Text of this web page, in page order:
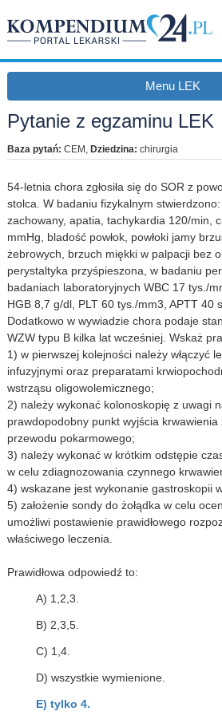
Menu LEK
Pytanie z egzaminu LEK
Baza pytań: CEM , Dziedzina: chirurgia
54-letnia chora zgłosiła się do SOR z
stolca. W badaniu fizykalnym stwierdzono:
zachowany, apatia, tachykardia 120/min,
mmHg, bladość powłok, powłoki jamy
żebrowych, brzuch miękki w palpacji bez
perystaltyka przyśpieszona, w badaniu
badaniach laboratoryjnych WBC 17 tys./
HGB 8,7 g/dl, PLT 60 tys./mm3, APTT 40
Dodatkowo w wywiadzie chora podaje
WZW typu B kilka lat wcześniej. Wskaż
1) w pierwszej kolejności należy włączyć
infuzyjnymi oraz preparatami
wstrząsu oligowolemicznego;
2) należy wykonać kolonoskopię z uwagi
prawdopodobny punkt wyjścia
przewodu pokarmowego;
3) należy wykonać w krótkim odstępie
w celu zdiagnozowania czynnego
4) wskazane jest wykonanie gastroskopii
5) założenie sondy do żołądka w celu
umożliwi postawienie prawidłowego
właściwego leczenia.
Prawidłowa odpowiedź to:
A) 1,2,3.
B) 2,3,5.
C) 1,4.
D) wszystkie wymienione.
E) tylko 4.